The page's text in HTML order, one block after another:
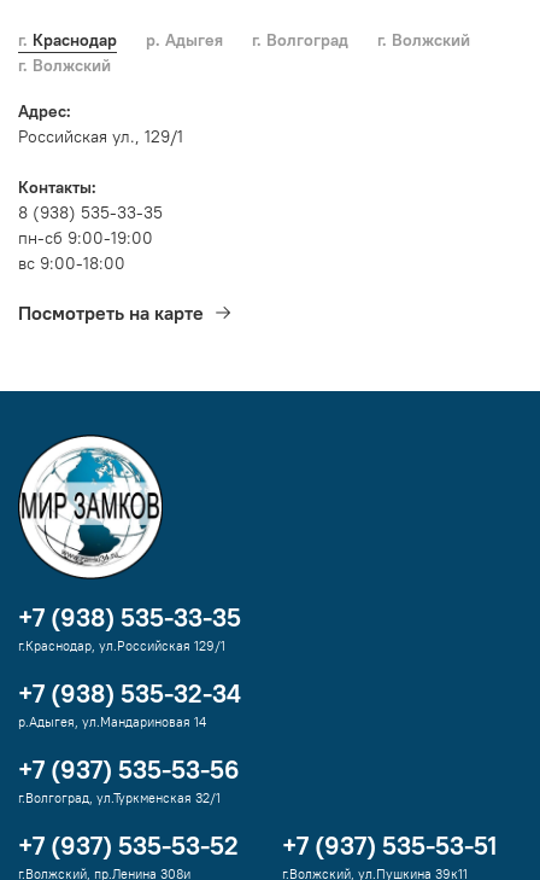
г. Краснодар р. Адыгея г. Волгоград
г. Волжский
г. Волжский
Адрес:
Российская ул., 129/1
Контакты:
8 (938) 535-33-35
пн-сб 9:00-19:00
вс 9:00-18:00
Посмотреть на карте
+7 (938) 535-33-35
г.Краснодар, ул.Российская 129/1
+7 (938) 535-32-34
р.Адыгея, ул.Мандариновая 14
+7 (937) 535-53-56
г.Волгоград, ул.Туркменская 32/1
+7 (937) 535-53-52
г.Волжский, пр.Ленина 308и
+7 (937) 535-53-51
г.Волжский, ул.Пушкина 39к11